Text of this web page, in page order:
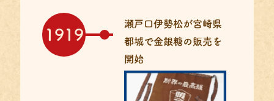
1919
瀬戸口伊勢松が宮崎県
都城で金銀糖の販売を
開始